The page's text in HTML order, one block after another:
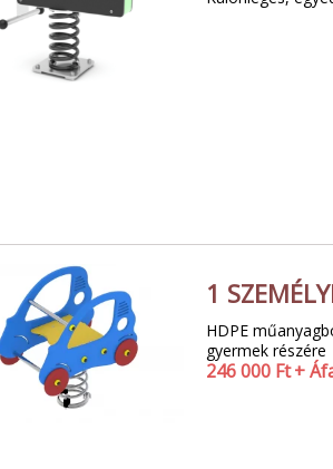
1
HDPE
gyermek részére
246 000 Ft+